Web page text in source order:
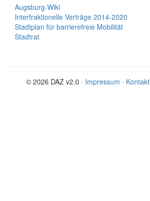
Augsburg-Wiki
Interfraktionelle Verträge 2014-2020
Stadtplan für barrierefreie Mobilität
Stadtrat
© 2026 DAZ v2.0 · Impressum · Kontakt